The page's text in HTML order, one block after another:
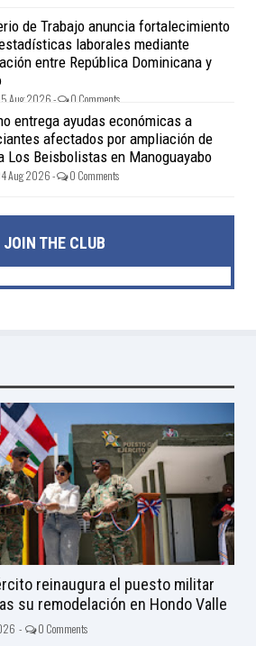
de Trabajo anuncia fortalecimiento
laborales mediante
entre República Dominicana y
Aug 2026 - 0 Comments
entrega ayudas económicas a
afectados por ampliación de
Los Beisbolistas en Manoguayabo
Aug 2026 - 0 Comments
JOIN THE CLUB
reinaugura el puesto militar
su remodelación en Hondo Valle
- 0 Comments